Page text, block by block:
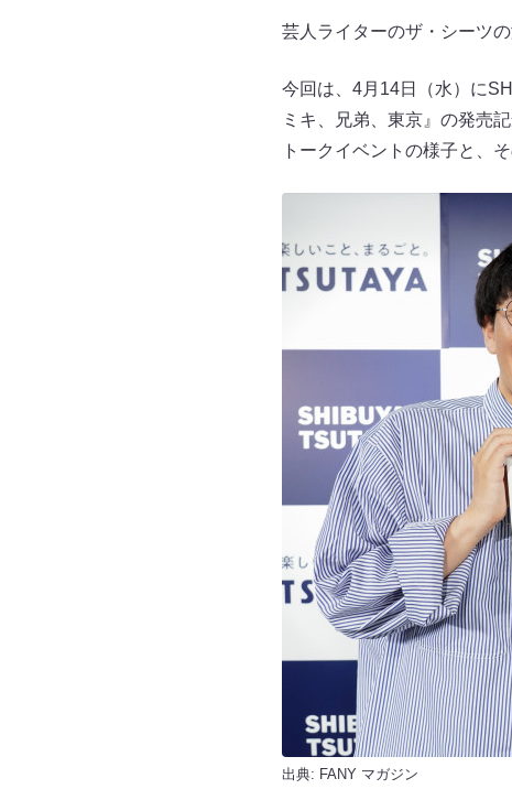
芸人ライターのザ・シーツの
今回は、4月14日（水）に
ミキ、兄弟、東京』の発売
トークイベントの様子と、
出典: FANY マガジン